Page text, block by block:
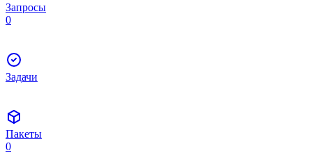
Запросы
0
Задачи
Пакеты
0